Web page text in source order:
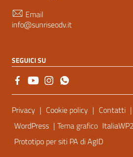
Email
info@sunriseodv.it
SEGUICI SU
Sezione Link Utili
Privacy | Cookie policy | Contatti
WordPress | Tema grafico ItaliaWP2
Prototipo per siti PA di AgID